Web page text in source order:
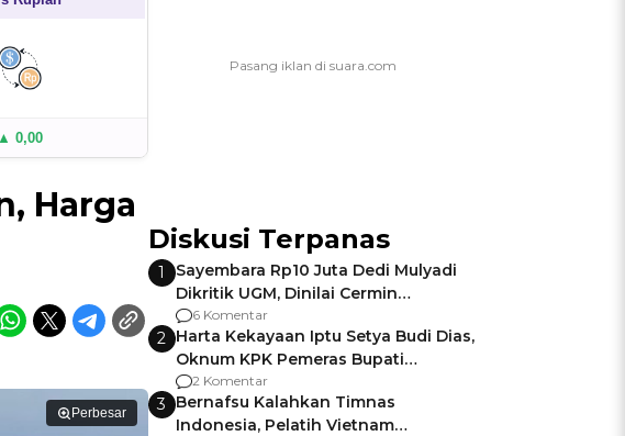
▲ 0,00
Harga
Perbesar
Diskusi Terpanas
1
Sayembara Rp10 Juta Dedi Mulyadi
Dikritik UGM, Dinilai Cermin
Gagalnya Negara Jamin Keamanan
6 Komentar
2 Harta Kekayaan Iptu Setya Budi Dias,
Oknum KPK Pemeras Bupati
Pemalang
2 Komentar
3 Bernafsu Kalahkan Timnas
Indonesia, Pelatih Vietnam